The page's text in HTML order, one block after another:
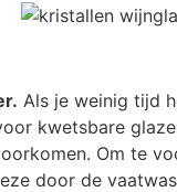
Als je weinig tijd
kwetsbare
Om te
door de